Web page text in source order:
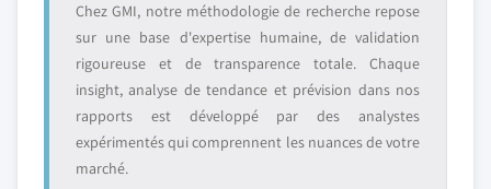
Chez GMI, notre méthodologie de recherche repose
sur une base d'expertise humaine, de validation
rigoureuse et de transparence totale. Chaque
insight, analyse de tendance et prévision dans nos
rapports est développé par des analystes
expérimentés qui comprennent les nuances de votre
marché.